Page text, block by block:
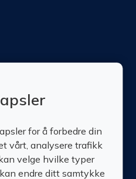
for å forbedre din
vårt, analysere trafikk
velge hvilke typer
endre ditt samtykke